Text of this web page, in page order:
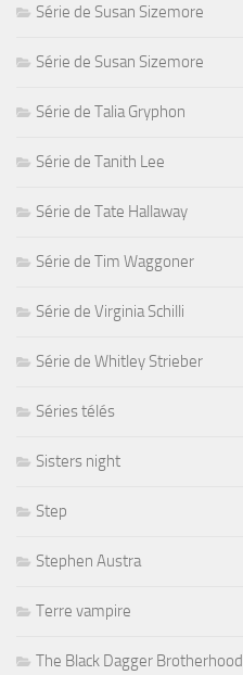
Série de Susan Sizemore
Série de Susan Sizemore
Série de Talia Gryphon
Série de Tanith Lee
Série de Tate Hallaway
Série de Tim Waggoner
Série de Virginia Schilli
Série de Whitley Strieber
Séries télés
Sisters night
Step
Stephen Austra
Terre vampire
The Black Dagger Brotherhood